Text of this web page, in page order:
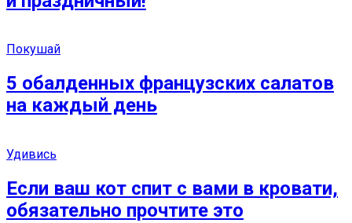
Покушай
5 обалденных французских салатов
на каждый день
Удивись
Если ваш кот спит с вами в кровати,
обязательно прочтите это